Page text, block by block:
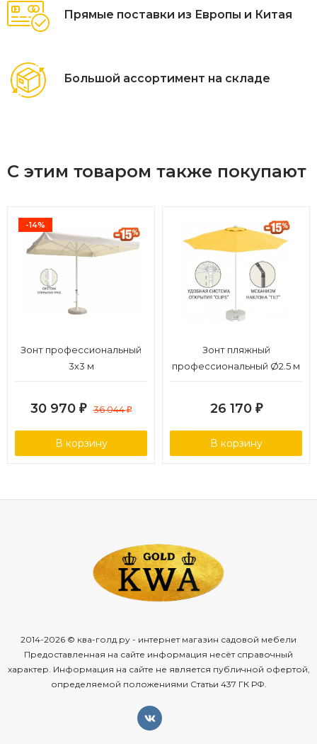
Прямые поставки из Европы и Китая
Большой ассортимент на складе
С этим товаром также покупают
-14%
Зонт профессиональный
3х3 м
30 970 ₽ 36 044₽
В корзину
Зонт пляжный
профессиональный Ø2.5 м
26 170 ₽
В корзину
2014-2026 © ква-голд.ру - интернет магазин садовой мебели
Предоставленная на сайте информация несёт справочный
характер. Информация на сайте не является публичной офертой,
определяемой положениями Статьи 437 ГК РФ.